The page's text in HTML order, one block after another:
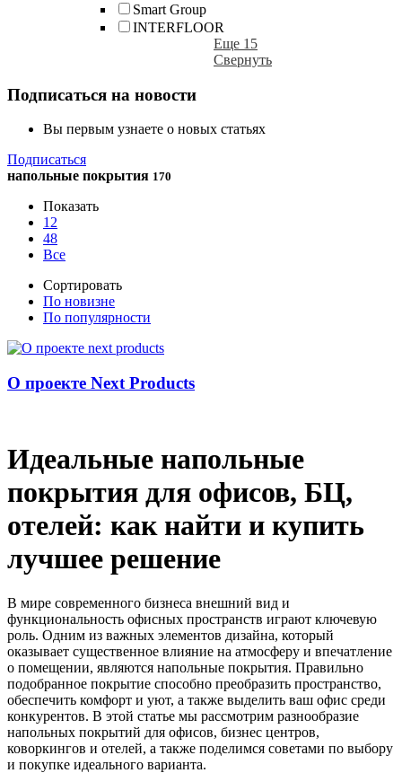
Smart Group
INTERFLOOR
Еще 15
Свернуть
Подписаться на новости
Вы первым узнаете о новых статьях
Подписаться
напольные покрытия 170
Показать
12
48
Все
Сортировать
По новизне
По популярности
О проекте Next Products
Идеальные напольные
покрытия для офисов, БЦ,
отелей: как найти и купить
лучшее решение
В мире современного бизнеса внешний вид и
функциональность офисных пространств играют ключевую
роль. Одним из важных элементов дизайна, который
оказывает существенное влияние на атмосферу и впечатление
о помещении, являются напольные покрытия. Правильно
подобранное покрытие способно преобразить пространство,
обеспечить комфорт и уют, а также выделить ваш офис среди
конкурентов. В этой статье мы рассмотрим разнообразие
напольных покрытий для офисов, бизнес центров,
коворкингов и отелей, а также поделимся советами по выбору
и покупке идеального варианта.